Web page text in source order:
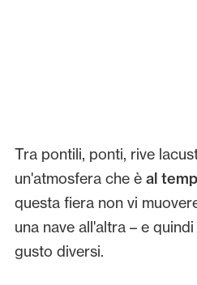
Tra pontili, ponti, rive
un'atmosfera che è al
questa fiera non vi
una nave all'altra – e
gusto diversi.